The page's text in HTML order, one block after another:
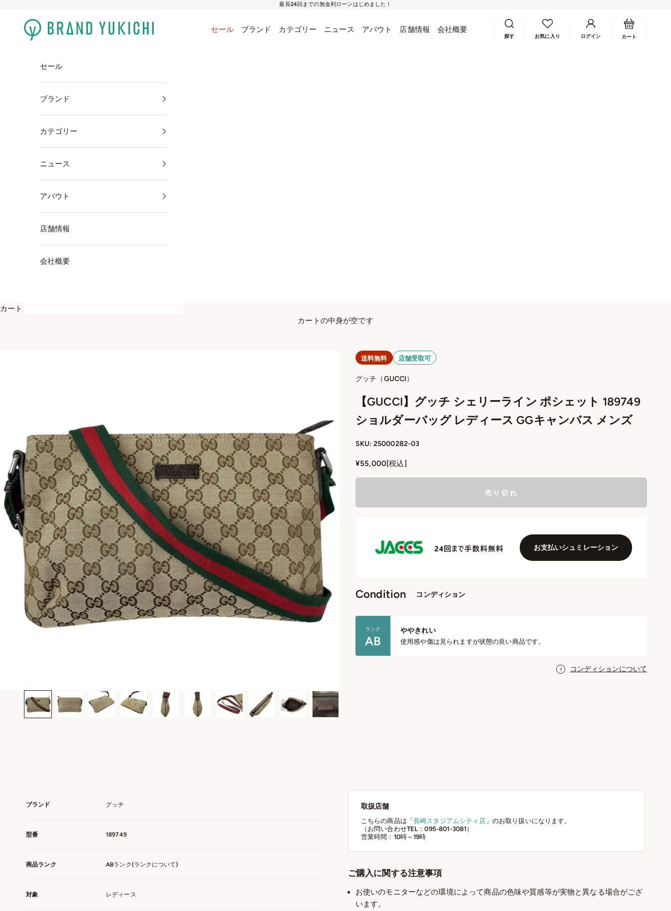
最長24回までの無金利ローンはじめました！
brand-yukichi
セール ブランド カテゴリー ニュース アバウト 店舗情報 会社概要
探す お気に入り
アカウントページに移動
ログイン
カートを開く
カート
セール
ブランド
カテゴリー
ニュース
アバウト
店舗情報
会社概要
カート
カートの中身が空です
送料無料 店舗受取可
グッチ（GUCCI）
【GUCCI】グッチ シェリーライン ポシェット 189749
ショルダーバッグ レディース GGキャンバス メンズ
SKU: 25000282-03
セール価格
¥55,000[税込]
売り切れ
お支払いシュミレーション
Condition コンディション
ランク
AB
ややきれい
使用感や傷は見られますが状態の良い商品です。
コンディションについて
ブランド グッチ
型番 189749
商品ランク ABランク(ランクについて)
対象 レディース
取扱店舗
こちらの商品は「長崎スタジアムシティ店」のお取り扱いになります。
（お問い合わせTEL：095-801-3081）
営業時間：10時～19時
ご購入に関する注意事項
お使いのモニターなどの環境によって商品の色味や質感等が実物と異なる場合がござ
います。